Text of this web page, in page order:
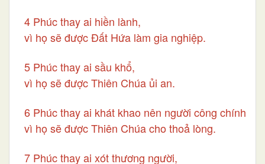
4 Phúc thay ai hiền lành,
vì họ sẽ được Đất Hứa làm gia nghiệp.
5 Phúc thay ai sầu khổ,
vì họ sẽ được Thiên Chúa ủi an.
6 Phúc thay ai khát khao nên người công chính,
vì họ sẽ được Thiên Chúa cho thoả lòng.
7 Phúc thay ai xót thương người,